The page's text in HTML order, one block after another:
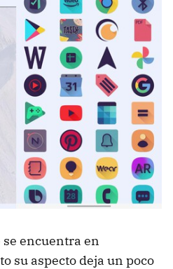
encuentra en
su aspecto deja un poco